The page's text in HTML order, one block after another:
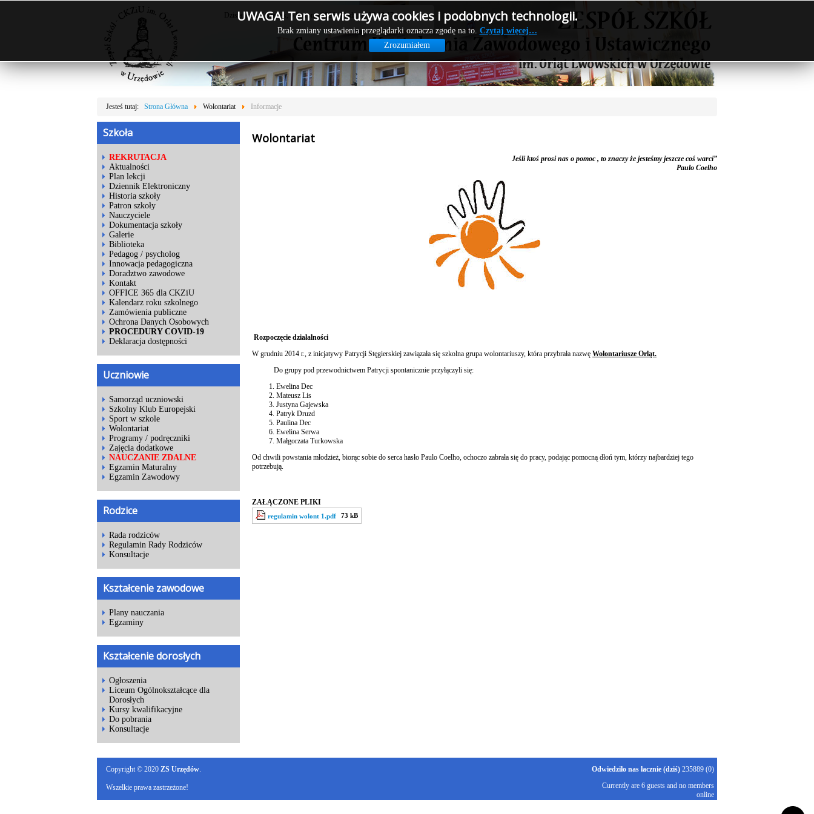
UWAGA! Ten serwis używa cookies i podobnych technologii.
Brak zmiany ustawienia przeglądarki oznacza zgodę na to. Czytaj więcej…
Zrozumiałem
Dzisiaj jest: Czwartek, 6 Sierpnia 2026 | Godzina: 23:13:17
Jesteś tutaj: Strona Główna Wolontariat Informacje
Szkoła
REKRUTACJA
Aktualności
Plan lekcji
Dziennik Elektroniczny
Historia szkoły
Patron szkoły
Nauczyciele
Dokumentacja szkoły
Galerie
Biblioteka
Pedagog / psycholog
Innowacja pedagogiczna
Doradztwo zawodowe
Kontakt
OFFICE 365 dla CKZiU
Kalendarz roku szkolnego
Zamówienia publiczne
Ochrona Danych Osobowych
PROCEDURY COVID-19
Deklaracja dostępności
Uczniowie
Samorząd uczniowski
Szkolny Klub Europejski
Sport w szkole
Wolontariat
Programy / podręczniki
Zajęcia dodatkowe
NAUCZANIE ZDALNE
Egzamin Maturalny
Egzamin Zawodowy
Rodzice
Rada rodziców
Regulamin Rady Rodziców
Konsultacje
Kształcenie zawodowe
Plany nauczania
Egzaminy
Kształcenie dorosłych
Ogłoszenia
Liceum Ogólnokształcące dla
Dorosłych
Kursy kwalifikacyjne
Do pobrania
Konsultacje
Wolontariat
Jeśli ktoś prosi nas o pomoc , to znaczy że jesteśmy jeszcze coś warci”
Paulo Coelho
Rozpoczęcie działalności
W grudniu 2014 r., z inicjatywy Patrycji Stęgierskiej zawiązała się szkolna grupa wolontariuszy, która przybrała nazwę Wolontariusze Orląt.
Do grupy pod przewodnictwem Patrycji spontanicznie przyłączyli się:
Ewelina Dec
Mateusz Lis
Justyna Gajewska
Patryk Druzd
Paulina Dec
Ewelina Serwa
Małgorzata Turkowska
Od chwili powstania młodzież, biorąc sobie do serca hasło Paulo Coelho, ochoczo zabrała się do pracy, podając pomocną dłoń tym, którzy najbardziej tego
potrzebują.
ZAŁĄCZONE PLIKI
regulamin wolont 1.pdf 73 kB
Copyright © 2020 ZS Urzędów.
Wszelkie prawa zastrzeżone!
Odwiedziło nas łacznie (dziś)235889 (0)
Currently are 6 guests and no members
online